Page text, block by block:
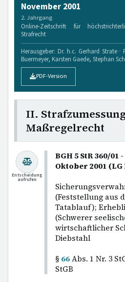
November 2001
2. Jahrgang
Online-Zeitschrift für
Strafrecht
Herausgeber: Dr. h.c. Gerhard Strate
Buermeyer, Karsten Gaede, Stephan
PDF-Version
II.
Maßregelrecht
BGH 5 StR 360/01
Oktober 2001
(Feststellung aus
Tatablauf);
(Schwerer
wirtschaftlicher
Diebstahl
§ 66Abs. 1 Nr. 3
StGB
Entscheidung
aufrufen